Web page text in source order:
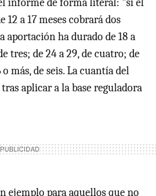
informe de forma literal: "si el
a 17 meses cobrará dos
aportación ha durado de 18 a
tres; de 24 a 29, de cuatro; de
más, de seis. La cuantía del
aplicar a la base reguladora
ejemplo para aquellos que no